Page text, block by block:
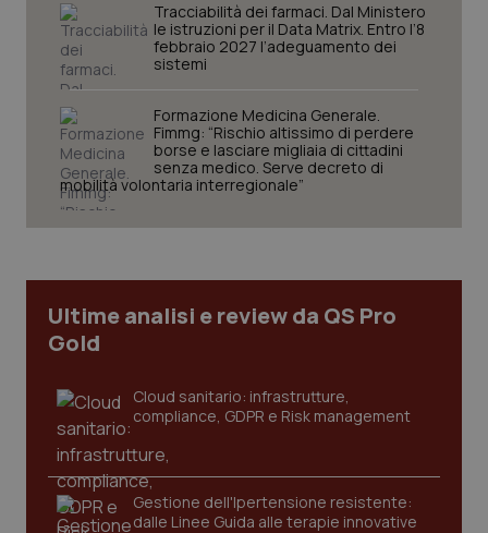
Tracciabilità dei farmaci. Dal Ministero
le istruzioni per il Data Matrix. Entro l’8
febbraio 2027 l’adeguamento dei
sistemi
Formazione Medicina Generale.
Fimmg: “Rischio altissimo di perdere
borse e lasciare migliaia di cittadini
senza medico. Serve decreto di
mobilità volontaria interregionale”
Ultime analisi e review da QS Pro
Gold
Cloud sanitario: infrastrutture,
compliance, GDPR e Risk management
Gestione dell'Ipertensione resistente:
dalle Linee Guida alle terapie innovative
protette del sito. Il sito web non è in grado di
funzionare correttamente senza questi cookie.
Nome
VISITOR_PRIVACY_METADATA
YouTube
.youtube.com
CookieScriptConsent